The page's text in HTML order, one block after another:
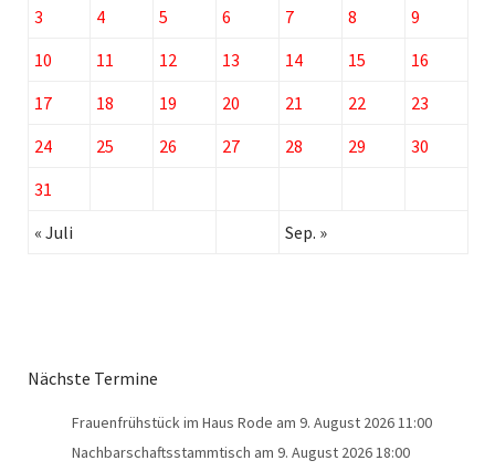
3
4 5 6 7 8
9
10
11 12 13 14 15
16
17
18 19 20 21 22
23
24
25 26 27 28 29
30
31
« Juli
Sep. »
Nächste Termine
Frauenfrühstück im Haus Rode am 9. August 2026 11:00
Nachbarschaftsstammtisch am 9. August 2026 18:00